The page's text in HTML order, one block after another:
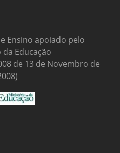
Ensino apoiado pelo
Educação
de 13 de Novembro de